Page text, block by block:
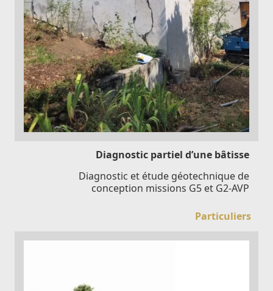
Diagnostic partiel d’une bâtisse
Diagnostic et étude géotechnique de
conception missions G5 et G2-AVP
Particuliers